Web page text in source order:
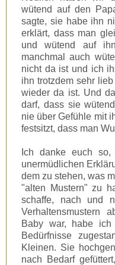
wütend auf den
sagte, sie habe ihn
erklärt, dass man
und wütend auf
manchmal auch
nicht da ist und ich
ihn trotzdem sehr
wieder da ist. Und
darf, dass sie
nie über Gefühle mit
festsitzt, dass man
Ich danke euch so,
unermüdlichen
dem zu stehen, was
"alten Mustern" zu
schaffe, nach und
Verhaltensmustern
Baby war, habe
Bedürfnisse
Kleinen. Sie
nach Bedarf